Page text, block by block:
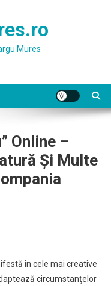
Mures
Online –
Şi Multe
în cele mai creative
circumstanţelor